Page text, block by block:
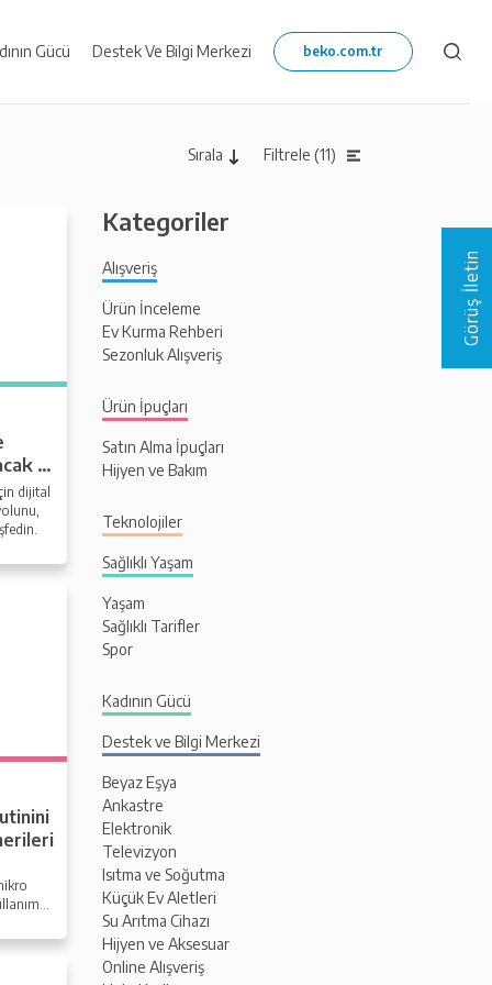
Gücü Destek Ve Bilgi Merkezi
Sırala Filtrele (11)
8
dijital
Kategoriler
Alışveriş
Ürün İnceleme
Ev Kurma Rehberi
Sezonluk Alışveriş
Ürün İpuçları
Satın Alma İpuçları
Hijyen ve Bakım
Teknolojiler
Sağlıklı Yaşam
Yaşam
Sağlıklı Tarifler
Spor
Kadının Gücü
Destek ve Bilgi Merkezi
Beyaz Eşya
Ankastre
Elektronik
Televizyon
Isıtma ve Soğutma
Küçük Ev Aletleri
Su Arıtma Cihazı
Hijyen ve Aksesuar
Online Alışveriş
Görüş İletin